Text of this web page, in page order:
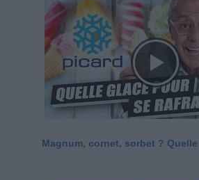
Magnum, cornet, sorbet ?